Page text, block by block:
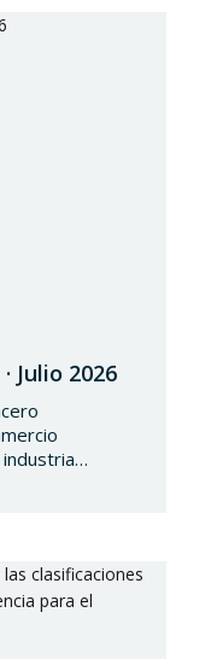
de
Julio 2026
de
un